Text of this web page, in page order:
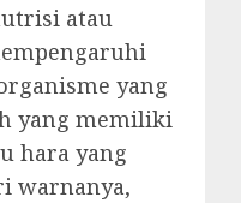
atau
yang
yang memiliki
hara yang
warnanya,